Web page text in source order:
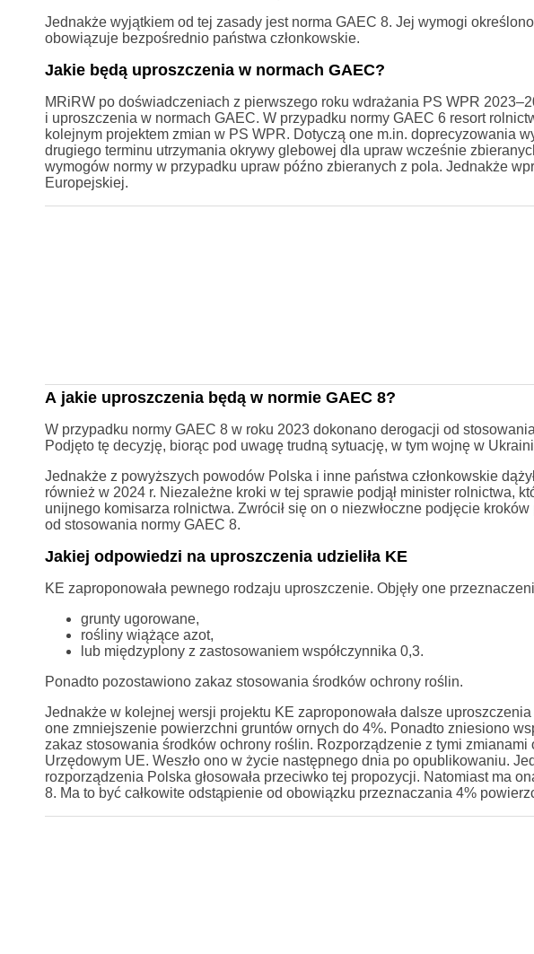
Jednakże wyjątkiem od tej zasady jest norma GAEC 8. Jej wymogi
obowiązuje bezpośrednio państwa członkowskie.
Jakie będą uproszczenia w normach GAEC?
MRiRW po doświadczeniach z pierwszego roku wdrażania PS WPR
i uproszczenia w normach GAEC. W przypadku normy GAEC 6 resort
kolejnym projektem zmian w PS WPR. Dotyczą one m.in. doprecyzowania
drugiego terminu utrzymania okrywy glebowej dla upraw wcześnie
wymogów normy w przypadku upraw późno zbieranych z pola. Jednakże
Europejskiej.
A jakie uproszczenia będą w normie GAEC 8?
W przypadku normy GAEC 8 w roku 2023 dokonano derogacji od
Podjęto tę decyzję, biorąc pod uwagę trudną sytuację, w tym wojnę w
Jednakże z powyższych powodów Polska i inne państwa członkowskie
również w 2024 r. Niezależne kroki w tej sprawie podjął minister rolnictwa,
unijnego komisarza rolnictwa. Zwrócił się on o niezwłoczne podjęcie
od stosowania normy GAEC 8.
Jakiej odpowiedzi na uproszczenia udzieliła KE
KE zaproponowała pewnego rodzaju uproszczenie. Objęły one
grunty ugorowane,
rośliny wiążące azot,
lub międzyplony z zastosowaniem współczynnika 0,3.
Ponadto pozostawiono zakaz stosowania środków ochrony roślin.
Jednakże w kolejnej wersji projektu KE zaproponowała dalsze
one zmniejszenie powierzchni gruntów ornych do 4%. Ponadto zniesiono
zakaz stosowania środków ochrony roślin. Rozporządzenie z tymi
Urzędowym UE. Weszło ono w życie następnego dnia po opublikowaniu.
rozporządzenia Polska głosowała przeciwko tej propozycji. Natomiast ma
8. Ma to być całkowite odstąpienie od obowiązku przeznaczania 4%